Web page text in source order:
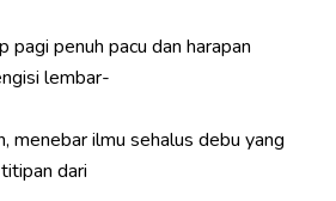
pagi penuh pacu dan harapan
lembar-
menebar ilmu sehalus debu yang
dari